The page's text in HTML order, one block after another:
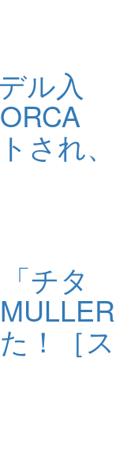
ル入
され、
チタ
！［ス